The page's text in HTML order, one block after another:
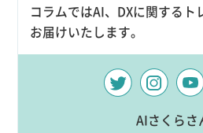
コラムではAI、DXに関するト
お届けいたします。
AIさくらさ